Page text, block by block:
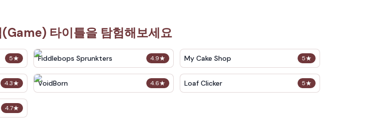
타이틀을 탐험해보세요
5★ 4.9★
Fiddlebops Sprunkters 5★
My Cake Shop
4.3★ 4.6★
VoidBorn 5★
Loaf Clicker
4.7★